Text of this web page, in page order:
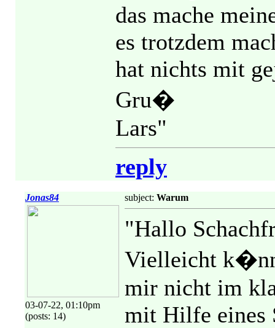
das mache
es trotzdem
hat nichts mit
Gru�
Lars"
reply
Jonas84
03-07-22, 01:10pm
(posts: 14)
subject: Warum
"Hallo
Vielleicht
mir nicht im
mit Hilfe eines